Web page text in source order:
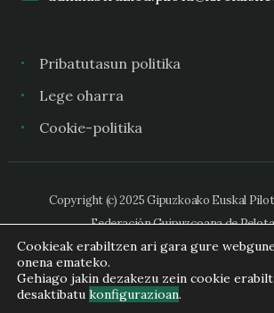
Pribatutasun politika
Lege oharra
Cookie-politika
Copyright (c) 2025 Gipuzkoako Euskal
Federación Guipuzcoana de
Cookieak erabiltzen ari gara gure
onena emateko.
Gehiago jakin dezakezu zein cookie
desaktibatu konfigurazioan.